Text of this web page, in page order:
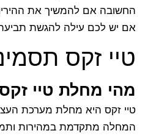
החשובה אם להמשיך את
אם יש לכם עילה להגשת
טיי זקס
מהי מחלת טיי
טיי זקס היא מחלת מערכת
המחלה מתקדמת במהירות